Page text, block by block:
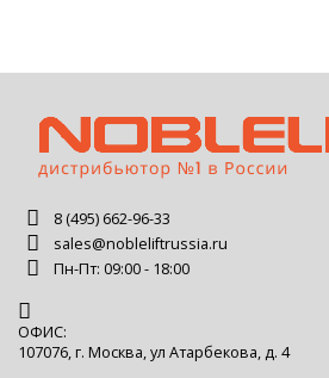
8 (495) 662-96-33
sales@nobleliftrussia.ru
Пн-Пт: 09:00 - 18:00
ОФИС:
107076, г. Москва, ул Атарбекова, д. 4